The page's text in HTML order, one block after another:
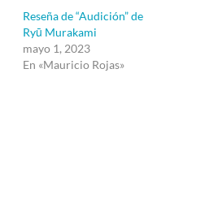
Reseña de “Audición” de
Ryū Murakami
mayo 1, 2023
En «Mauricio Rojas»